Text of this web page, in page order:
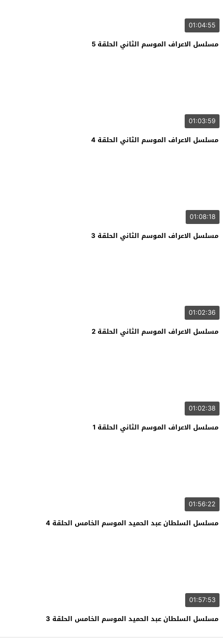
01:04:55
مسلسل الاعراف الموسم الثاني الحلقة 5
01:03:59
مسلسل الاعراف الموسم الثاني الحلقة 4
01:08:18
مسلسل الاعراف الموسم الثاني الحلقة 3
01:02:36
مسلسل الاعراف الموسم الثاني الحلقة 2
01:02:38
مسلسل الاعراف الموسم الثاني الحلقة 1
01:56:22
مسلسل السلطان عبد الحميد الموسم الخامس الحلقة 4
01:57:53
مسلسل السلطان عبد الحميد الموسم الخامس الحلقة 3